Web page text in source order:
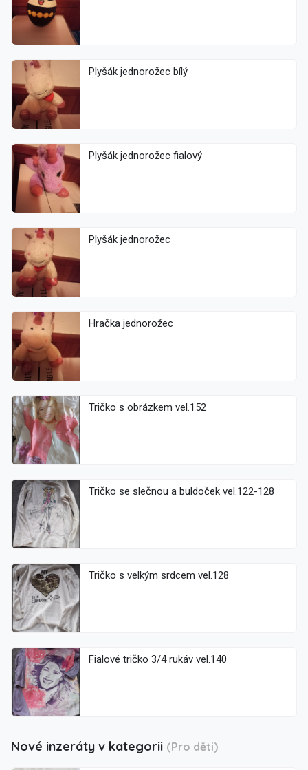
Plyšák jednorožec bílý
Plyšák jednorožec fialový
Plyšák jednorožec
Hračka jednorožec
Tričko s obrázkem vel.152
Tričko se slečnou a buldoček vel.122-128
Tričko s velkým srdcem vel.128
Fialové tričko 3/4 rukáv vel.140
Nové inzeráty v kategorii (Pro děti)